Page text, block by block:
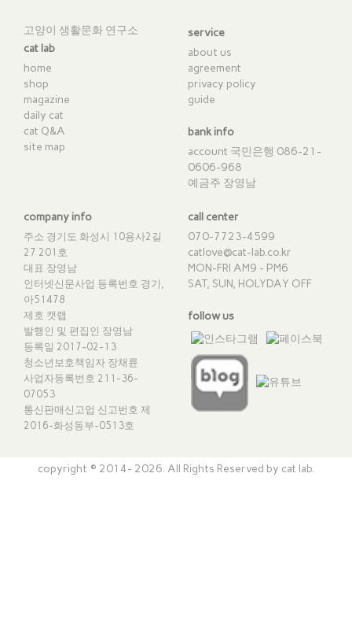
고양이 생활문화 연구소
cat lab
home
shop
magazine
daily cat
cat Q&A
site map
service
about us
agreement
privacy policy
guide
bank info
account 국민은행 086-21-
0606-968
예금주 장영남
company info
주소 경기도 화성시 10용사2길
27 201호
대표 장영남
인터넷신문사업 등록번호 경기,
아51478
제호 캣랩
발행인 및 편집인 장영남
등록일 2017-02-13
청소년보호책임자 장채륜
사업자등록번호 211-36-
07053
통신판매신고업 신고번호 제
2016-화성동부-0513호
call center
070-7723-4599
catlove@cat-lab.co.kr
MON-FRI AM9 - PM6
SAT, SUN, HOLYDAY OFF
follow us
copyright © 2014- 2026. All Rights Reserved by cat lab.